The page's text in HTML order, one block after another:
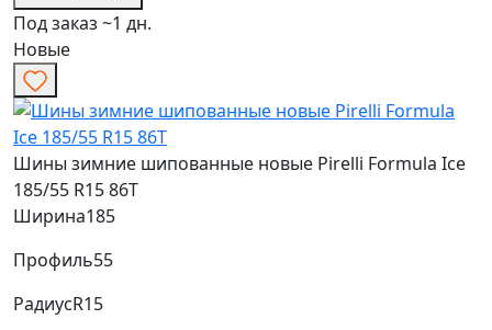
Под заказ ~1 дн.
Новые
Шины зимние шипованные новые Pirelli Formula Ice
185/55 R15 86T
Ширина185
Профиль55
РадиусR15